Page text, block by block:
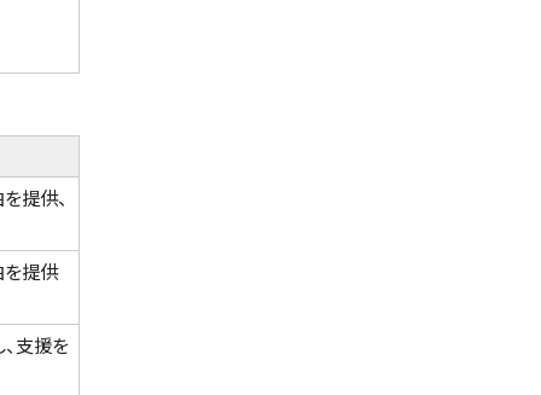
提供、
提供
支援を